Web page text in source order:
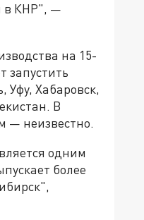
в КНР", —
на 15-
запустить
Уфу, Хабаровск,
В
— неизвестно.
одним
более